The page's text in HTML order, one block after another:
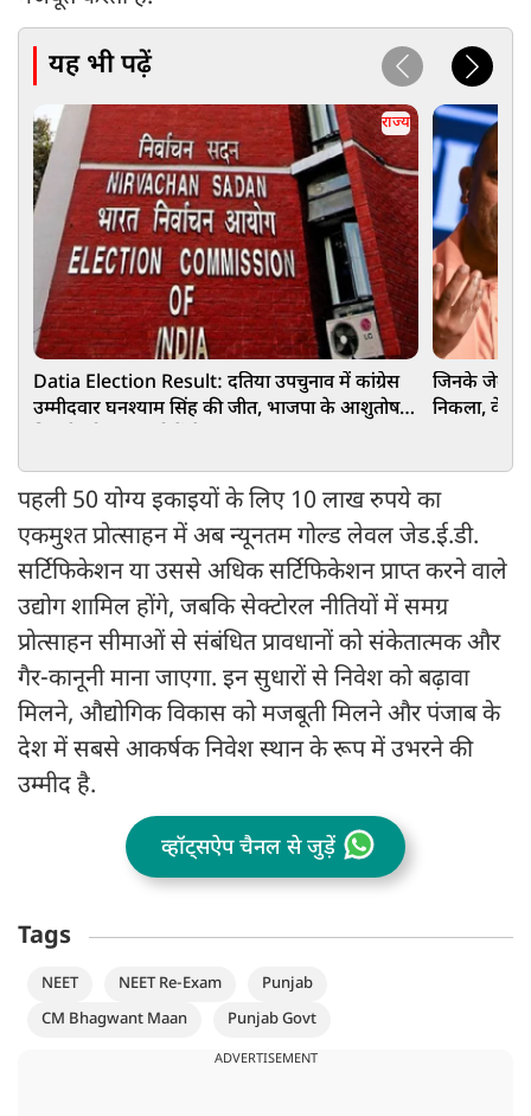
यह भी पढ़ें
राज्य
Datia Election Result: दतिया उपचुनाव में कांग्रेस
उम्मीदवार घनश्याम सिंह की जीत, भाजपा के आशुतोष
जिनके जेब से
निकला, वे
पहली 50 योग्य इकाइयों के लिए 10 लाख रुपये का
एकमुश्त प्रोत्साहन में अब न्यूनतम गोल्ड लेवल जेड.ई.डी.
सर्टिफिकेशन या उससे अधिक सर्टिफिकेशन प्राप्त करने वाले
उद्योग शामिल होंगे, जबकि सेक्टोरल नीतियों में समग्र
प्रोत्साहन सीमाओं से संबंधित प्रावधानों को संकेतात्मक और
गैर-कानूनी माना जाएगा. इन सुधारों से निवेश को बढ़ावा
मिलने, औद्योगिक विकास को मजबूती मिलने और पंजाब के
देश में सबसे आकर्षक निवेश स्थान के रूप में उभरने की
उम्मीद है.
व्हॉट्सऐप चैनल से जुड़ें
Tags
NEET NEET Re-Exam
Punjab
CM Bhagwant Maan
Punjab Govt
ADVERTISEMENT